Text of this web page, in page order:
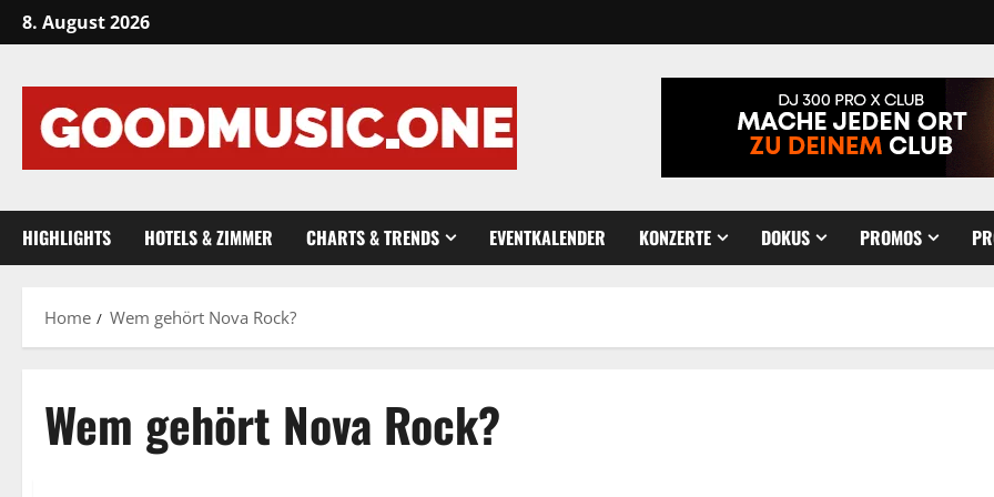
Skip
to
8. August 2026
HIGHLIGHTS HOTELS & ZIMMER CHARTS & TRENDS EVENTKALENDER KONZERTE DOKUS PROMOS
Home Wem gehört Nova Rock?
Wem gehört Nova Rock?